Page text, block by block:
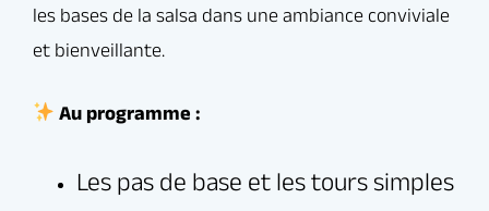
Seul(e) ou accompagné(e), tout le monde est